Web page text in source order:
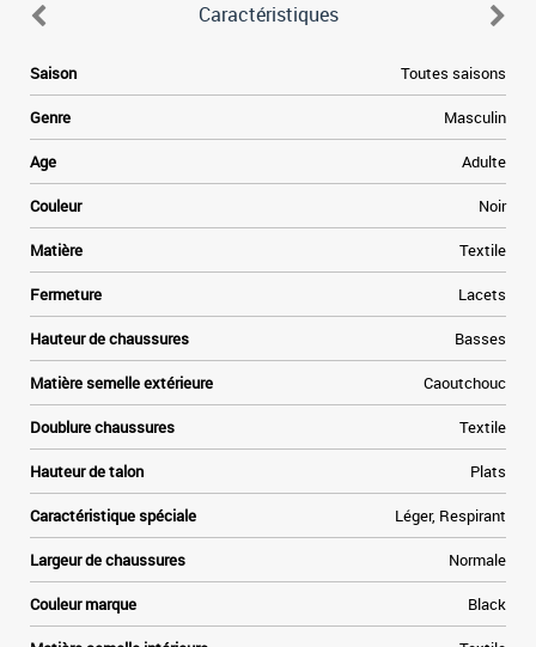
Caractéristiques
Saison Toutes saisons
Genre Masculin
Age Adulte
Couleur Noir
Matière Textile
Fermeture Lacets
Hauteur de chaussures Basses
Matière semelle extérieure Caoutchouc
Doublure chaussures Textile
Hauteur de talon Plats
Caractéristique spéciale Léger, Respirant
Largeur de chaussures Normale
Couleur marque Black